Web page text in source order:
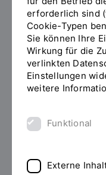
Sie
befinden
sich
auf
der
Seite
"Funktionsträgerinnen
Funktionsträger
Allgemeine
Fakultäten
Jede Fakultät hat
Fakultät
erforderlich sind
Cookie-Typen
Sie können Ihre
Wirkung für die
verlinkten
Einstellungen
weitere
Funktional
Externe